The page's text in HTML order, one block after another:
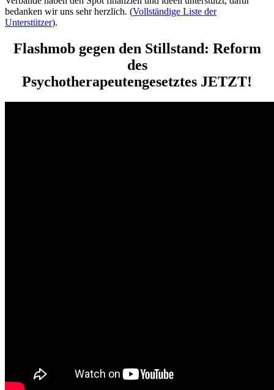
bedanken wir uns sehr herzlich. (Vollständige Liste der
Unterstützer).
Flashmob gegen den Stillstand: Reform
des
Psychotherapeutengesetztes JETZT!